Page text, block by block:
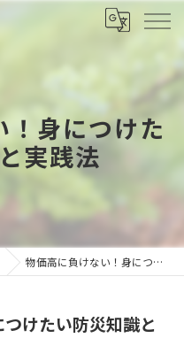
！身につけた
実践法
物価高に負けない！身につけたい防災知識と実践法
けたい防災知識と